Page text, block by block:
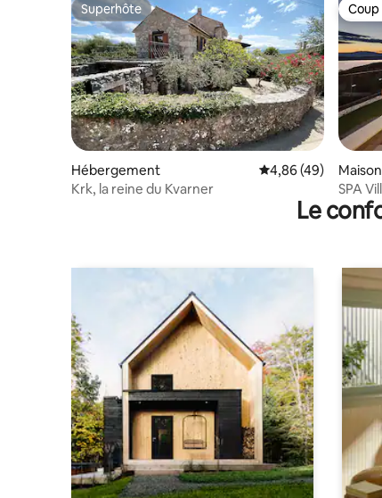
Superhôte
Superhôte
Hébergement Évaluation
4,86 (49)
Krk, la reine du Kvarner
SPA
Le